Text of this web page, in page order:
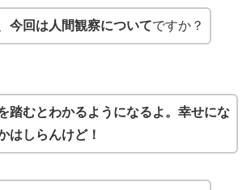
今回は人間観察についてですか？
踏むとわかるようになるよ。幸せにな
はしらんけど！